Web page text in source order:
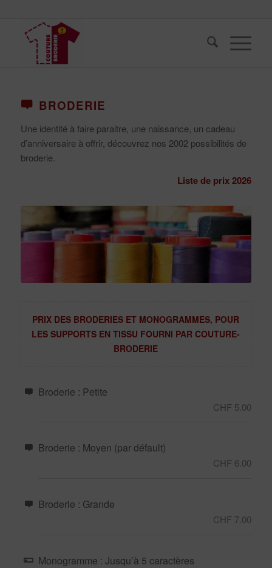
BRODERIE
Une identité à faire paraitre, une naissance, un cadeau
d’anniversaire à offrir, découvrez nos 2002 possibilités de
broderie.
Liste de prix 2026
Broderie
PRIX DES BRODERIES ET MONOGRAMMES, POUR
LES SUPPORTS EN TISSU FOURNI PAR COUTURE-
BRODERIE
Broderie : Petite
CHF 5.00
Broderie : Moyen (par défault)
CHF 6.00
Broderie : Grande
CHF 7.00
Monogramme : Jusqu’à 5 caractères